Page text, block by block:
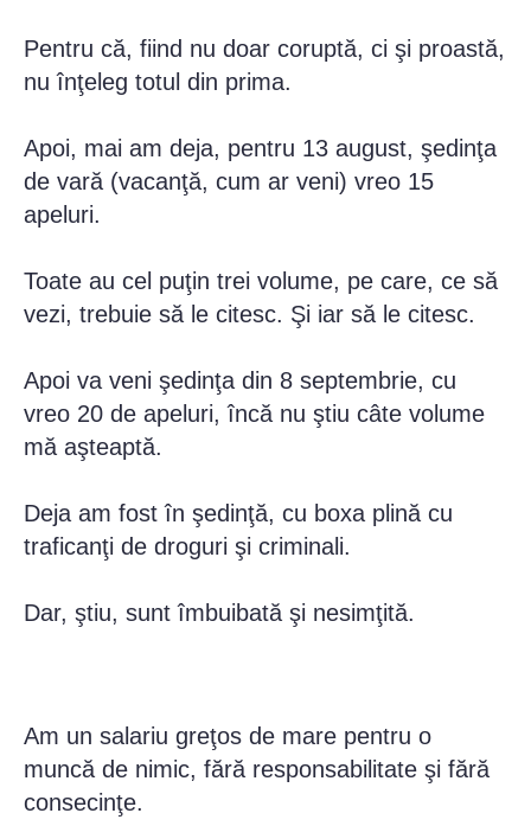
Pentru că, fiind nu doar coruptă, ci şi proastă,
nu înţeleg totul din prima.
Apoi, mai am deja, pentru 13 august, şedinţa
de vară (vacanţă, cum ar veni) vreo 15
apeluri.
Toate au cel puţin trei volume, pe care, ce să
vezi, trebuie să le citesc. Şi iar să le citesc.
Apoi va veni şedinţa din 8 septembrie, cu
vreo 20 de apeluri, încă nu ştiu câte volume
mă aşteaptă.
Deja am fost în şedinţă, cu boxa plină cu
traficanţi de droguri şi criminali.
Dar, ştiu, sunt îmbuibată şi nesimţită.
Am un salariu greţos de mare pentru o
muncă de nimic, fără responsabilitate şi fără
consecinţe.